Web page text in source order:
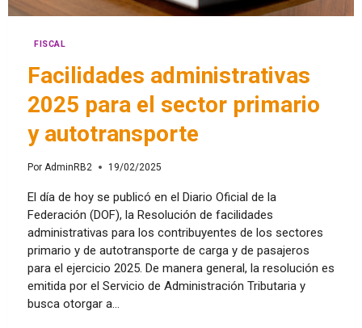
FISCAL
Facilidades administrativas
2025 para el sector primario
y autotransporte
Por AdminRB2 19/02/2025
El día de hoy se publicó en el Diario Oficial de la
Federación (DOF), la Resolución de facilidades
administrativas para los contribuyentes de los sectores
primario y de autotransporte de carga y de pasajeros
para el ejercicio 2025. De manera general, la resolución es
emitida por el Servicio de Administración Tributaria y
busca otorgar a…